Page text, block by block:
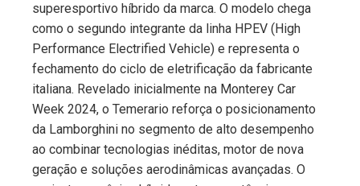
superesportivo híbrido da marca. O modelo chega
como o segundo integrante da linha HPEV (High
Performance Electrified Vehicle) e representa o
fechamento do ciclo de eletrificação da fabricante
italiana. Revelado inicialmente na Monterey Car
Week 2024, o Temerario reforça o posicionamento
da Lamborghini no segmento de alto desempenho
ao combinar tecnologias inéditas, motor de nova
geração e soluções aerodinâmicas avançadas. O